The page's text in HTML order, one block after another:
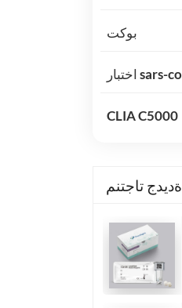
بوكت
CLIA C5000
ةديدج تاجتنم